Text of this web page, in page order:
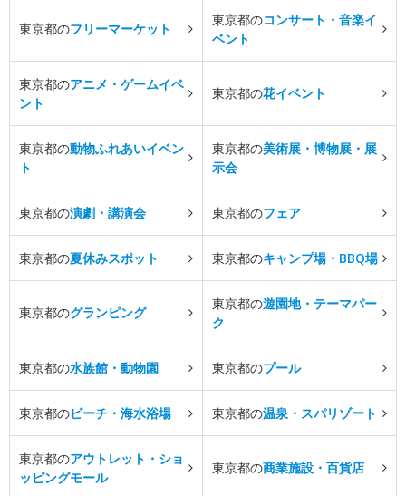
東京都のフリーマーケット
東京都のコンサート・音楽イ
ベント
東京都のアニメ・ゲームイベ
ント
東京都の花イベント
東京都の動物ふれあいイベン
ト
東京都の美術展・博物展・展
示会
東京都の演劇・講演会 東京都のフェア
東京都の夏休みスポット 東京都のキャンプ場・BBQ場
東京都のグランピング
東京都の遊園地・テーマパー
ク
東京都の水族館・動物園 東京都のプール
東京都のビーチ・海水浴場 東京都の温泉・スパリゾート
東京都のアウトレット・ショ
ッピングモール
東京都の商業施設・百貨店